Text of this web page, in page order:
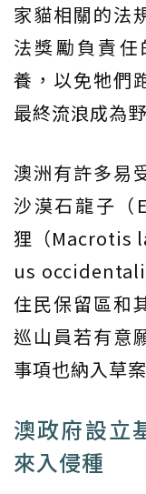
家貓相關的法
法獎勵負責
養，以免牠們
最終流浪成為
澳洲有許多易
沙漠石龍子
狸（Macrotis
us
住民保留區和
巡山員若有意
事項也納入草
澳政府設立
來入侵種